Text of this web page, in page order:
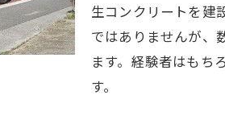
生コンクリートを建
ではありませんが、
ます。経験者はもち
す。